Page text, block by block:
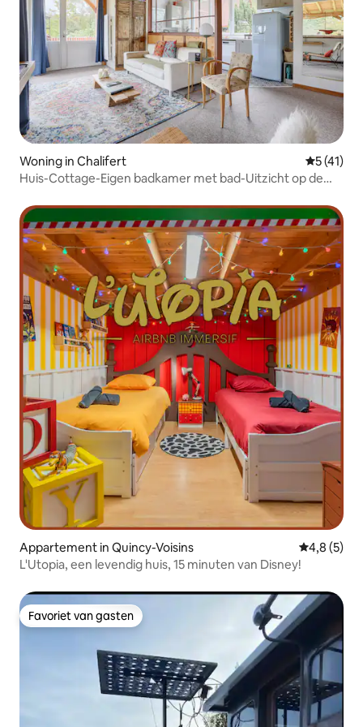
Woning in Chalifert
5 (41)
Huis-Cottage-Eigen badkamer met bad-Uitzicht op de
Appartement in Quincy-Voisins
4,8 (5)
L'Utopia, een levendig huis, 15 minuten van Disney!
Favoriet van gasten
Favoriet van gasten